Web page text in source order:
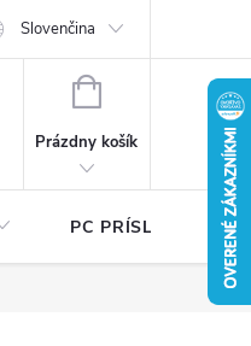
Písalo sa o nás
Slovenčina
NÁKUPNÝ
Prázdny košík
PC